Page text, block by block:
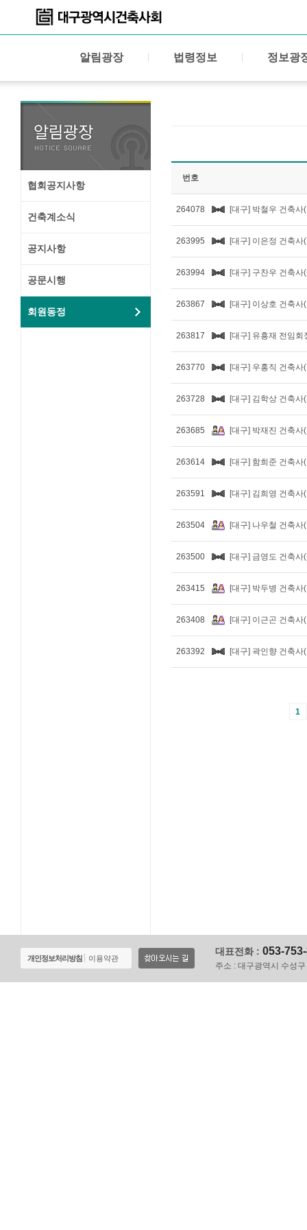
알림광장 법령정보 정보광
협회공지사항
건축계소식
공지사항
공문시행
회원동정
번호
264078 [대구] 박철우 건축
263995 [대구] 이은정 건축
263994 [대구] 구찬우 건축
263867 [대구] 이상호 건축
263817 [대구] 유흥재 전임회장님
263770 [대구] 우홍직 건축
263728 [대구] 김학상 건축
263685 [대구] 박재진 건축
263614 [대구] 함희준 건축
263591 [대구] 김희영 건축
263504 [대구] 나우철 건축
263500 [대구] 금영도 건축
263415 [대구] 박두병 건축
263408 [대구] 이근곤 건축
263392 [대구] 곽인향 건축
1
개인정보처리방침 이용약관
대표전화 : 053-
주소 : 대구광역시 수성